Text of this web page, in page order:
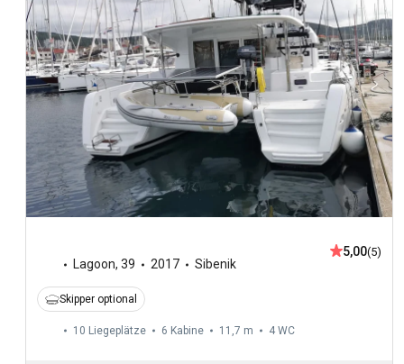
Lagoon, 39 2017 Sibenik
5,00(5)
Skipper optional
10 Liegeplätze 6 Kabine 11,7 m 4 WC